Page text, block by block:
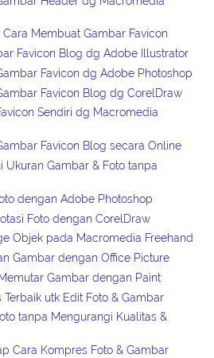
Membuat Gambar Favicon
Favicon Blog dg Adobe Illustrator
Favicon dg Adobe Photoshop
Favicon Blog dg CorelDraw
Sendiri dg Macromedia
Favicon Blog secara Online
Ukuran Gambar & Foto tanpa
dengan Adobe Photoshop
Foto dengan CorelDraw
Objek pada Macromedia Freehand
Gambar dengan Office Picture
Gambar dengan Paint
Terbaik utk Edit Foto & Gambar
tanpa Mengurangi Kualitas &
Cara Kompres Foto & Gambar